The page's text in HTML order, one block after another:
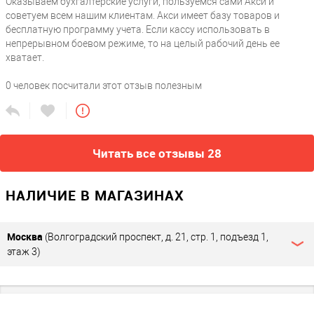
/ розничный магазин / школа / шиномонтаж / столовая / театр
/ продажа товаров / турагентство / услуги / жд кассы /
маленький магазин / интернет-магазин / магазин /
парикмахерская / салон красоты / в автобус / такси / пункт
выдачи
Виды налогообложения ?
ЕНВД (вмененка) / ПСН (патент) / ЕСХН (сельхозналог)
Прочие
Соответствие 54ФЗ
советуем всем нашим клиентам. Акси имеет базу товаров и
бесплатную программу учета. Если кассу использовать в
непрерывном боевом режиме, то на целый рабочий день ее
хватает.
0 человек посчитали этот отзыв полезным
Читать все отзывы 28
НАЛИЧИЕ В МАГАЗИНАХ
Москва (Волгоградский проспект, д. 21, стр. 1, подъезд 1,
этаж 3)